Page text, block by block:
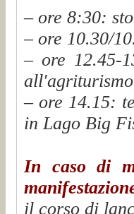
– ore 8:30:
– ore 10.30/
– ore 12.45-
– ore 14.15:
inLago Big
In caso di
il corso di